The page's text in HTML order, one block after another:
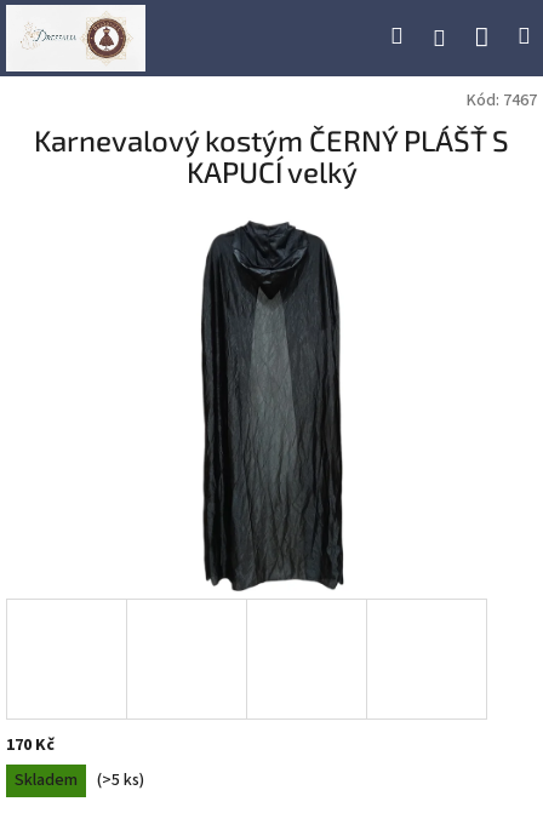
Přejít
Hledat Přihlášení
Kód: 7467
Karnevalový kostým ČERNÝ PLÁŠŤ S
KAPUCÍ velký
170 Kč
Měrná
cena:
Skladem (>5 ks)